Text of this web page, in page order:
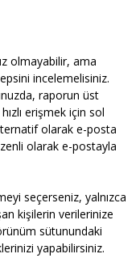
olmayabilir, ama
incelemelisiniz.
raporun üst
erişmek için sol
olarak e-posta
olarak e-postayla
seçerseniz, yalnızca
kişilerin verilerinize
sütunundaki
yapabilirsiniz.